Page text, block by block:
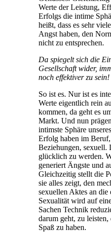
Werte der Leistung,
Erfolgs die intime
heißt, dass es sehr
Angst haben, den
nicht zu entsprechen.
Da spiegelt sich die
Gesellschaft wider,
noch effektiver zu sein!
So ist es. Nur ist es
Werte eigentlich rein
kommen, da geht es
Markt. Und nun
intimste Sphäre
Erfolg haben im
Beziehungen, sexuell.
glücklich zu werden.
generiert Ängste und
Gleichzeitig stellt die
sie alles zeigt, den
sexuellen Aktes an die
Sexualität wird auf
Sachen Technik
darum geht, zu
Spaß zu haben.